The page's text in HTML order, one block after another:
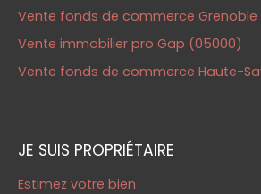
Vente fonds de commerce Grenoble
Vente immobilier pro Gap (05000)
Vente fonds de commerce Haute-
JE SUIS PROPRIÉTAIRE
Estimez votre bien